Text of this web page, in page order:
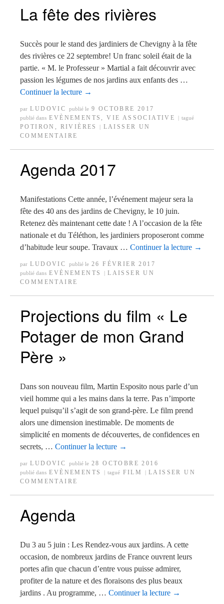
La fête des rivières
Succès pour le stand des jardiniers de Chevigny à la fête
des rivières ce 22 septembre! Un franc soleil était de la
partie. « M. le Professeur » Martial a fait découvrir avec
passion les légumes de nos jardins aux enfants des …
Continuer la lecture →
par LUDOVIC publié le 9 OCTOBRE 2017
publié dans EVÈNEMENTS ,VIE ASSOCIATIVE tagué
POTIRON , RIVIÈRES
LAISSER UN
COMMENTAIRE
Agenda 2017
Manifestations Cette année, l’événement majeur sera la
fête des 40 ans des jardins de Chevigny, le 10 juin.
Retenez dès maintenant cette date ! A l’occasion de la fête
nationale et du Téléthon, les jardiniers proposeront comme
d’habitude leur soupe. Travaux … Continuer la lecture →
par LUDOVIC publié le 26 FÉVRIER 2017
publié dans EVÈNEMENTS
LAISSER UN
COMMENTAIRE
Projections du film « Le
Potager de mon Grand
Père »
Dans son nouveau film, Martin Esposito nous parle d’un
vieil homme qui a les mains dans la terre. Pas n’importe
lequel puisqu’il s’agit de son grand-père. Le film prend
alors une dimension inestimable. De moments de
simplicité en moments de découvertes, de confidences en
secrets, … Continuer la lecture →
par LUDOVIC publié le 28 OCTOBRE 2016
publié dans EVÈNEMENTS tagué FILM
LAISSER UN
COMMENTAIRE
Agenda
Du 3 au 5 juin : Les Rendez-vous aux jardins. A cette
occasion, de nombreux jardins de France ouvrent leurs
portes afin que chacun d’entre vous puisse admirer,
profiter de la nature et des floraisons des plus beaux
jardins . Au programme, … Continuer la lecture →